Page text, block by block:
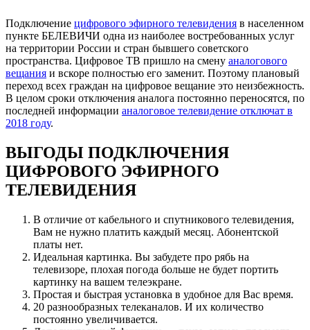
Подключение цифрового эфирного телевидения в населенном
пункте БЕЛЕВИЧИ одна из наиболее востребованных услуг
на территории России и стран бывшего советского
пространства. Цифровое ТВ пришло на смену аналогового
вещания и вскоре полностью его заменит. Поэтому плановый
переход всех граждан на цифровое вещание это неизбежность.
В целом сроки отключения аналога постоянно переносятся, по
последней информации аналоговое телевидение отключат в
2018 году.
ВЫГОДЫ ПОДКЛЮЧЕНИЯ
ЦИФРОВОГО ЭФИРНОГО
ТЕЛЕВИДЕНИЯ
В отличие от кабельного и спутникового телевидения,
Вам не нужно платить каждый месяц. Абонентской
платы нет.
Идеальная картинка. Вы забудете про рябь на
телевизоре, плохая погода больше не будет портить
картинку на вашем телеэкране.
Простая и быстрая установка в удобное для Вас время.
20 разнообразных телеканалов. И их количество
постоянно увеличивается.